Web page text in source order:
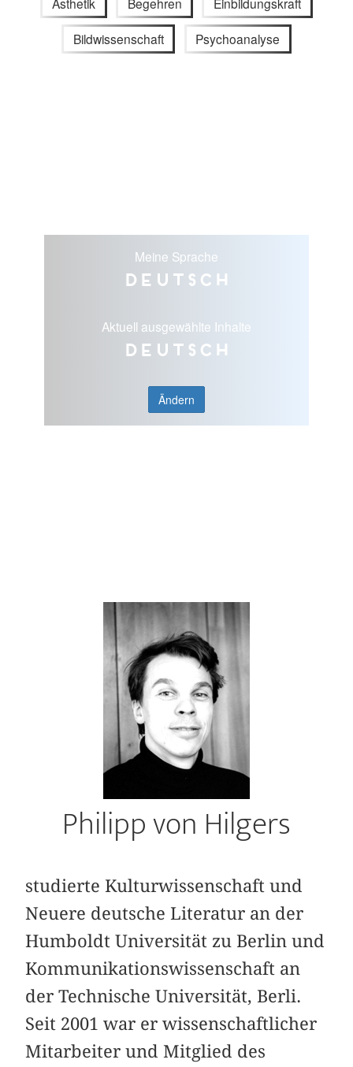
Ästhetik Begehren Einbildungskraft
Bildwissenschaft Psychoanalyse
Meine Sprache
Deutsch
Aktuell ausgewählte Inhalte
Deutsch
Ändern
Philipp von Hilgers
studierte Kulturwissenschaft und
Neuere deutsche Literatur an der
Humboldt Universität zu Berlin und
Kommunikationswissenschaft an
der Technische Universität, Berli.
Seit 2001 war er wissenschaftlicher
Mitarbeiter und Mitglied des